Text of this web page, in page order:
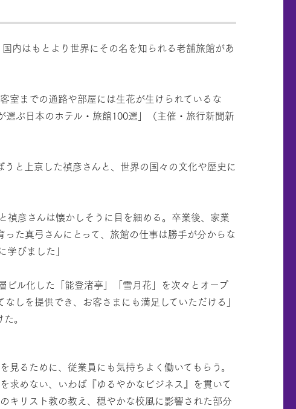
内はもとより世界にその名を知られる老舗旅館があ
室までの通路や部屋には生花が生けられているな
ぶ日本のホテル・旅館100選」（主催・旅行新聞新
と上京した禎彦さんと、世界の国々の文化や歴史に
禎彦さんは懐かしそうに目を細める。卒業後、家業
た真弓さんにとって、旅館の仕事は勝手が分からな
びました」
ル化した「能登渚亭」「雪月花」を次々とオープ
しを提供でき、お客さまにも満足していただける」
。
見るために、従業員にも気持ちよく働いてもらう。
求めない、いわば『ゆるやかなビジネス』を貫いて
キリスト教の教え、穏やかな校風に影響された部分